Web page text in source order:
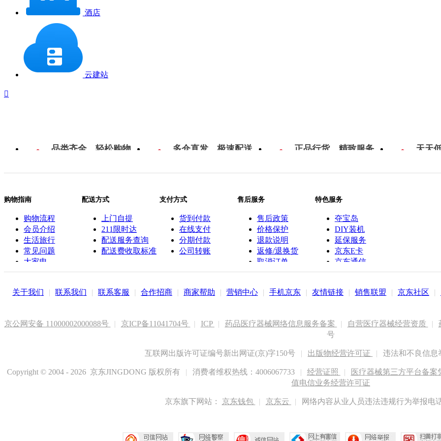
酒店
云建站

品类齐全，轻松购物 多仓直发，极速配送 正品行货，精致服务 天天
购物指南
购物流程
会员介绍
生活旅行
常见问题
大家电
联系客服
配送方式
上门自提
211限时达
配送服务查询
配送费收取标准
支付方式
货到付款
在线支付
分期付款
公司转账
售后服务
售后政策
价格保护
退款说明
返修/退换货
取消订单
特色服务
夺宝岛
DIY装机
延保服务
京东E卡
京东通信
京鱼座智能
关于我们 | 联系我们 | 联系客服 | 合作招商 | 商家帮助 | 营销中心 | 手机京东 | 友情链接 | 销售联盟 | 京东社区 |
京公网安备 11000002000088号 | 京ICP备11041704号 | ICP | 药品医疗器械网络信息服务备案 | 自营医疗器械经营资质 |
号
互联网出版许可证编号新出网证(京)字150号 | 出版物经营许可证 | 违法和不良信息
Copyright © 2004 - 2026 京东JINGDONG 版权所有 | 消费者维权热线：4006067733 | 经营证照 | 医疗器械第三方平台备案
值电信业务经营许可证
京东旗下网站： 京东钱包 | 京东云 | 网络内容从业人员违法违规行为举报电